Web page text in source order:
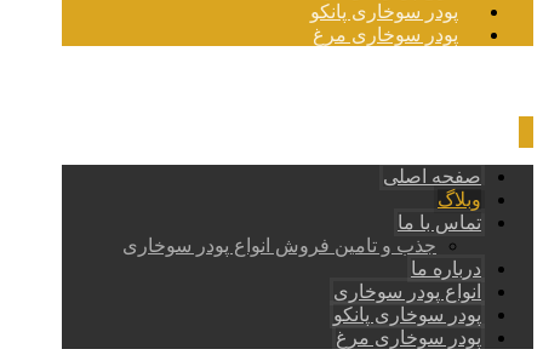
پودر سوخاری پانکو
پودر سوخاری مرغ
صفحه اصلی
وبلاگ
تماس با ما
جذب و تامین فروش انواع پودر سوخاری
درباره ما
انواع پودر سوخاری
پودر سوخاری پانکو
پودر سوخاری مرغ